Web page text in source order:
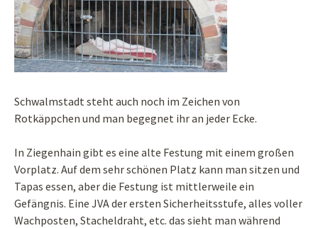
Schwalmstadt steht auch noch im Zeichen von
Rotkäppchen und man begegnet ihr an jeder Ecke.
In Ziegenhain gibt es eine alte Festung mit einem großen
Vorplatz. Auf dem sehr schönen Platz kann man sitzen und
Tapas essen, aber die Festung ist mittlerweile ein
Gefängnis. Eine JVA der ersten Sicherheitsstufe, alles voller
Wachposten, Stacheldraht, etc. das sieht man während